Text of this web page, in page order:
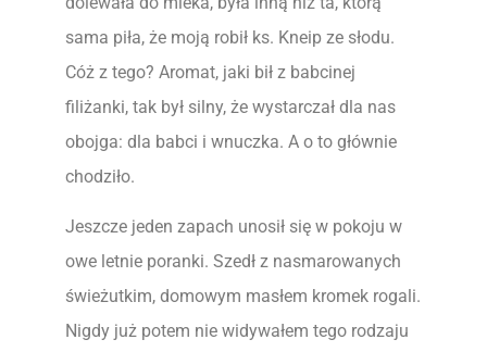
sama piła, że moją robił ks. Kneip ze słodu.
Cóż z tego? Aromat, jaki bił z babcinej
filiżanki, tak był silny, że wystarczał dla nas
obojga: dla babci i wnuczka. A o to głównie
chodziło.
Jeszcze jeden zapach unosił się w pokoju w
owe letnie poranki. Szedł z nasmarowanych
świeżutkim, domowym masłem kromek rogali.
Nigdy już potem nie widywałem tego rodzaju